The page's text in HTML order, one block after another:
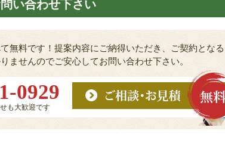
い合わせ下さい
無料です！提案内容にご納得いただき、ご契約となる
ませんのでご安心してお問い合わせ下さい。
0929
も大歓迎です